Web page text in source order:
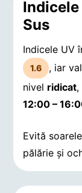
Sus
Indicele UV
1.6 , iar
nivel ridicat,
12:00 –
Evită
pălărie și